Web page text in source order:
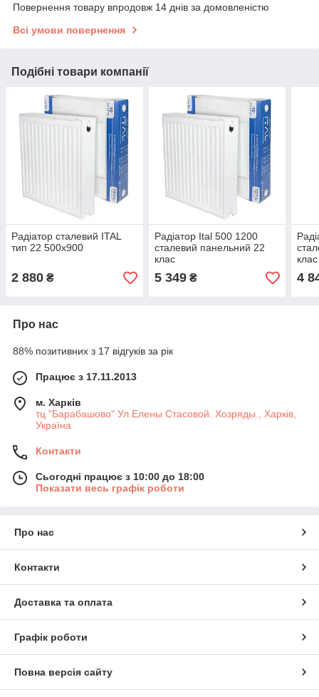
Повернення товару впродовж 14 днів за домовленістю
Всі умови повернення
Подібні товари компанії
Радіатор сталевий ITAL
тип 22 500x900
2 880 ₴
Радіатор Ital 500 1200
сталевий панельний 22
клас
5 349₴
клас
4
Про нас
88% позитивних з 17 відгуків за рік
Працює з 17.11.2013
м. Харків
тц "Барабашово" Ул.Елены Стасовой. Хозряды., Харків,
Україна
Контакти
Сьогодні працює з 10:00 до 18:00
Показати весь графік роботи
Про нас
Контакти
Доставка та оплата
Графік роботи
Повна версія сайту